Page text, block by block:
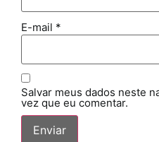
E-mail *
Salvar meus dados neste
vez que eu comentar.